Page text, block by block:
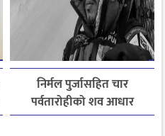
निर्मल पुर्जासहित चार
पर्वतारोहीको शव आधार
शिविरमा ल्याइयो, तीन अझै